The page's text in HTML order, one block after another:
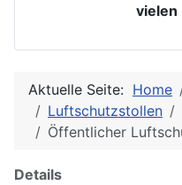
vielen
Aktuelle Seite: Home
Luftschutzstollen
Öffentlicher
Details